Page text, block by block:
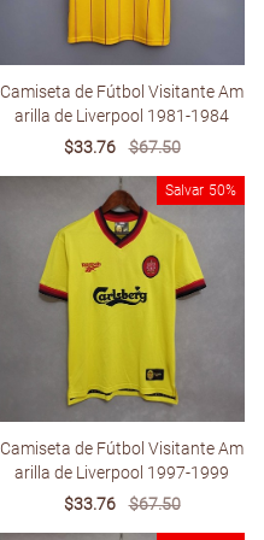
Camiseta de Fútbol Visitante Am
arilla de Liverpool 1981-1984
Sale
$33.76
Regular
$67.50
Salvar 50%
Camiseta de Fútbol Visitante Am
arilla de Liverpool 1997-1999
Sale
$33.76
Regular
$67.50